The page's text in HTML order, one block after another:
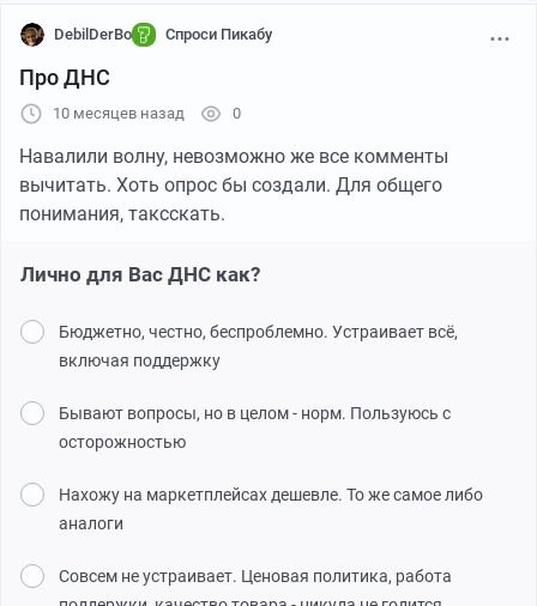
DebilDerBo Спроси Пикабу
Про ДНС
10 месяцев назад 0
Навалили волну, невозможно же все комменты
вычитать. Хоть опрос бы создали. Для общего
понимания, таксскать.
Лично для Вас ДНС как?
Бюджетно, честно, беспроблемно. Устраивает всё,
включая поддержку
Бывают вопросы, но в целом - норм. Пользуюсь с
осторожностью
Нахожу на маркетплейсах дешевле. То же самое либо
аналоги
Совсем не устраивает. Ценовая политика, работа